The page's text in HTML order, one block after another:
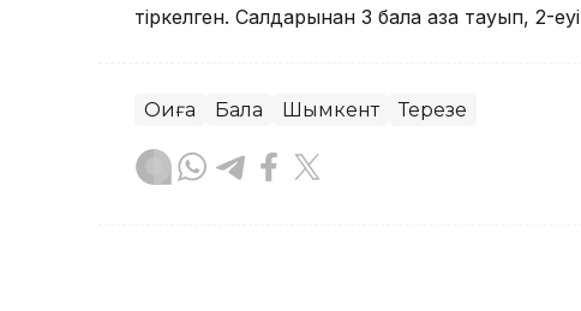
тіркелген. Салдарынан 3 бала қаза тауып, 2-еуі
Оқиға Бала Шымкент Терезе